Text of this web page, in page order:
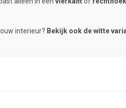
interieur? Bekijk ook de witte